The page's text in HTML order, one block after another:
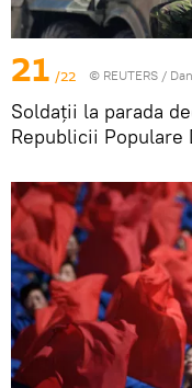
21 /22 © REUTERS /
Soldații la parada
Republicii Populare